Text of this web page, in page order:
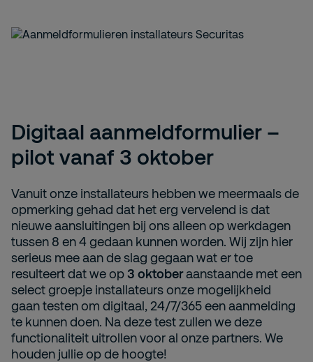
Digitaal aanmeldformulier –
pilot vanaf 3 oktober
Vanuit onze installateurs hebben we meermaals de
opmerking gehad dat het erg vervelend is dat
nieuwe aansluitingen bij ons alleen op werkdagen
tussen 8 en 4 gedaan kunnen worden. Wij zijn hier
serieus mee aan de slag gegaan wat er toe
resulteert dat we op3 oktoberaanstaande met een
select groepje installateurs onze mogelijkheid
gaan testen om digitaal, 24/7/365 een aanmelding
te kunnen doen. Na deze test zullen we deze
functionaliteit uitrollen voor al onze partners. We
houden jullie op de hoogte!